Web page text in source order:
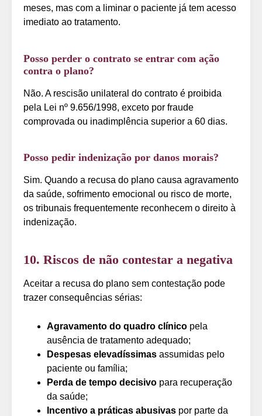
meses, mas com a liminar o paciente já tem acesso
imediato ao tratamento.
Posso perder o contrato se entrar com ação
contra o plano?
Não. A rescisão unilateral do contrato é proibida
pela Lei nº 9.656/1998, exceto por fraude
comprovada ou inadimplência superior a 60 dias.
Posso pedir indenização por danos morais?
Sim. Quando a recusa do plano causa agravamento
da saúde, sofrimento emocional ou risco de morte,
os tribunais frequentemente reconhecem o direito à
indenização.
10. Riscos de não contestar a negativa
Aceitar a recusa do plano sem contestação pode
trazer consequências sérias:
Agravamento do quadro clínico pela
ausência de tratamento adequado;
Despesas elevadíssimas assumidas pelo
paciente ou família;
Perda de tempo decisivo para recuperação
da saúde;
Incentivo a práticas abusivas por parte da